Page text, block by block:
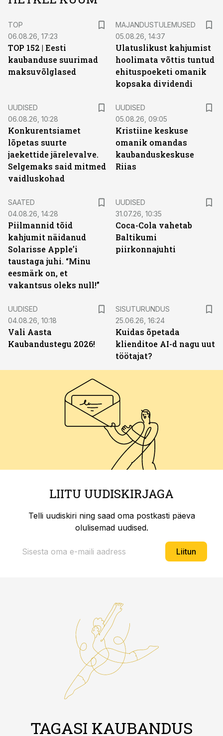
TOP
06.08.26, 17:23
TOP 152 | Eesti
kaubanduse suurimad
maksuvõlglased
MAJANDUSTULEMUSED
05.08.26, 14:37
Ulatuslikust kahjumist
hoolimata võttis tuntud
ehituspoeketi omanik
kopsaka dividendi
UUDISED
06.08.26, 10:28
Konkurentsiamet
lõpetas suurte
jaekettide järelevalve.
Selgemaks said mitmed
vaidluskohad
UUDISED
05.08.26, 09:05
Kristiine keskuse
omanik omandas
kaubanduskeskuse
Riias
SAATED
04.08.26, 14:28
Piilmannid tõid
kahjumit näidanud
Solarisse Apple’i
taustaga juhi. “Minu
eesmärk on, et
vakantsus oleks null!”
UUDISED
31.07.26, 10:35
Coca-Cola vahetab
Baltikumi
piirkonnajuhti
UUDISED
04.08.26, 10:18
Vali Aasta
Kaubandustegu 2026!
SISUTURUNDUS
25.06.26, 16:24
Kuidas õpetada
klienditoe AI-d nagu uut
töötajat?
LIITU UUDISKIRJAGA
Telli uudiskiri ning saad oma postkasti päeva
olulisemad uudised.
Liitun
TAGASI KAUBANDUS